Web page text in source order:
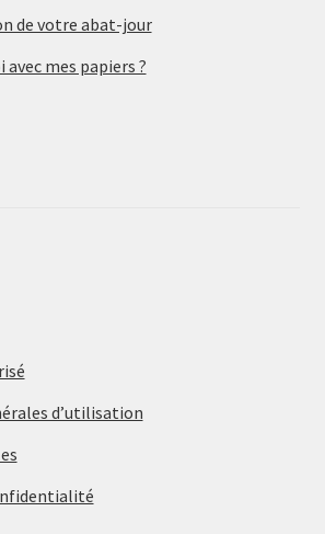
de votre abat-jour
avec mes papiers ?
d’utilisation